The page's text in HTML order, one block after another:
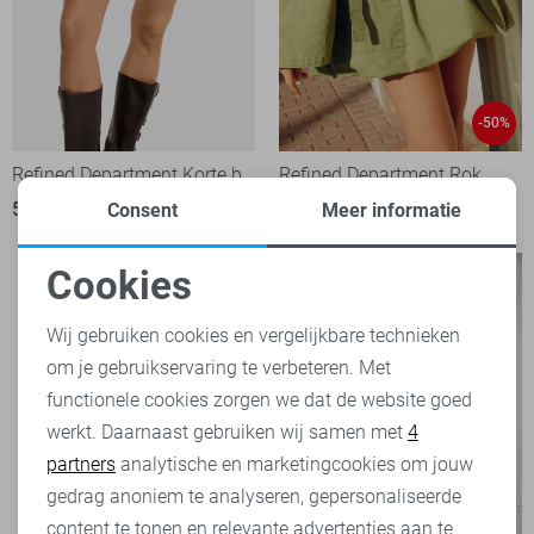
Refined Department Korte broek
59,95
-50%
Refined Department Rok
32,50 64,95
Noodzakelijke cookies
Personalisatie cookies
Analytische cookies
Marketing cookies
Consent Meer informatie
Cookies
Wij gebruiken cookies en vergelijkbare technieken
om je gebruikservaring te verbeteren. Met
functionele cookies zorgen we dat de website goed
werkt. Daarnaast gebruiken wij samen met 4
partners analytische en marketingcookies om jouw
gedrag anoniem te analyseren, gepersonaliseerde
content te tonen en relevante advertenties aan te